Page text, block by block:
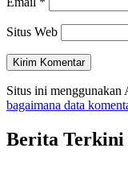
Situs Web
Situs ini menggunakan
bagaimana data
Berita Terkini